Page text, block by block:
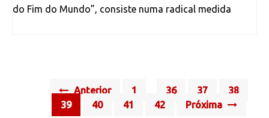
do Fim do Mundo”, consiste numa radical medida
navigation
Anterior 1 36 37
38
39
40 41 42 Próxima